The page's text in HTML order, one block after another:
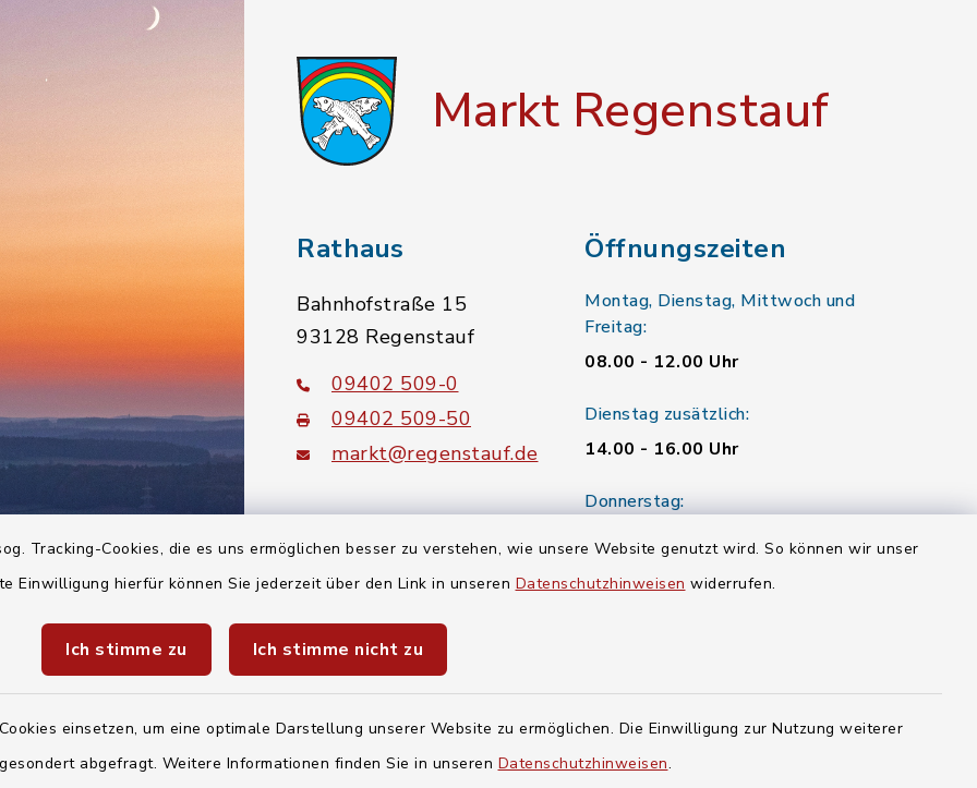
Tracking-Cookies, die es uns ermöglichen besser zu verstehen, wie unsere Website genutzt wird. So können wir unser
Einwilligung hierfür können Sie jederzeit über den Link in unseren Datenschutzhinweisen widerrufen.
Ich stimme zu Ich stimme nicht zu
einsetzen, um eine optimale Darstellung unserer Website zu ermöglichen. Die Einwilligung zur Nutzung weiterer
abgefragt. Weitere Informationen finden Sie in unseren Datenschutzhinweisen.
Markt Regenstauf
Rathaus
Bahnhofstraße 15
93128 Regenstauf
09402 509-0
09402 509-50
markt@regenstauf.de
Öffnungszeiten
Montag, Dienstag, Mittwoch und
Freitag:
08.00 - 12.00 Uhr
Dienstag zusätzlich:
14.00 - 16.00 Uhr
Donnerstag:
Landratsamt Regensburg